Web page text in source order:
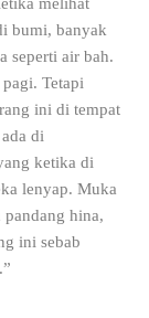
melihat
bumi, banyak
seperti air bah.
Tetapi
ini di tempat
di
ketika di
lenyap. Muka
hina,
ini sebab